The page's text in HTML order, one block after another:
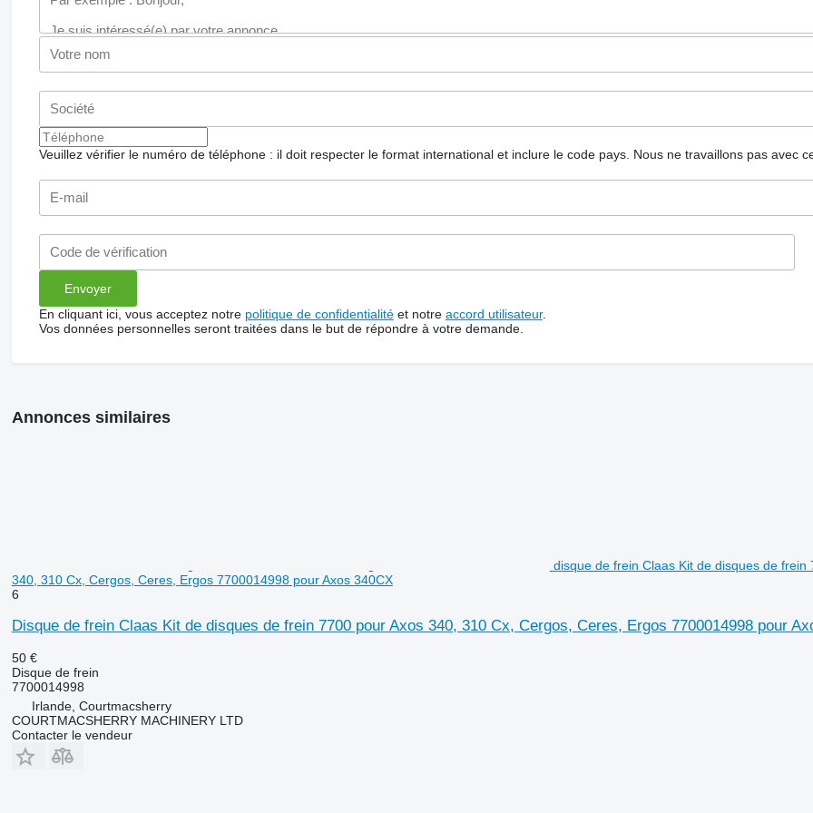
Veuillez vérifier le numéro de téléphone : il doit respecter le format international et inclure le code pays. Nous ne travaillons pas avec
En cliquant ici, vous acceptez notre politique de confidentialitéet notre accord utilisateur.
Vos données personnelles seront traitées dans le but de répondre à votre demande.
Annonces similaires
disque de frein Claas Kit de disques de frein
340, 310 Cx, Cergos, Ceres, Ergos 7700014998 pour Axos 340CX
6
Disque de frein Claas Kit de disques de frein 7700 pour Axos 340, 310 Cx, Cergos, Ceres, Ergos 7700014998 pour
50 €
Disque de frein
7700014998
Irlande, Courtmacsherry
COURTMACSHERRY MACHINERY LTD
Contacter le vendeur